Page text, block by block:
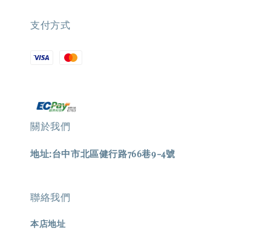
支付方式
關於我們
地址:台中市北區健行路766巷9-4號
聯絡我們
本店地址